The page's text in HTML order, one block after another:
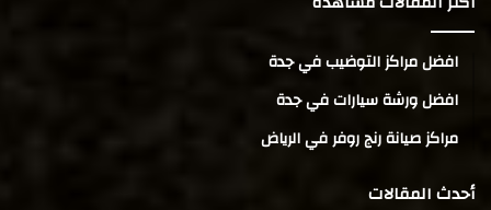
افضل مراكز التوضيب في جدة
افضل ورشة سيارات في جدة
مراكز صيانة رنج روفر في الرياض
أحدث المقالات